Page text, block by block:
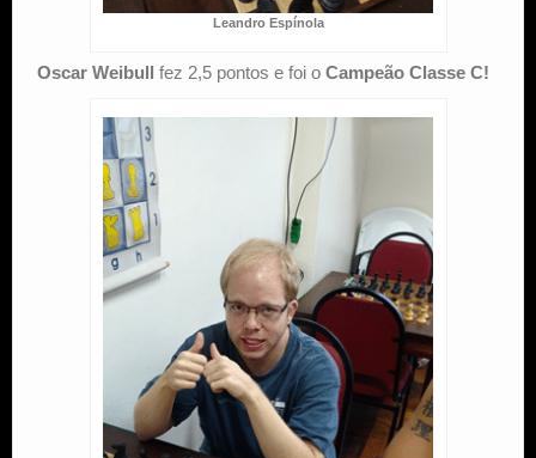
Leandro Espínola
Oscar Weibull fez 2,5 pontos e foi o Campeão Classe C!